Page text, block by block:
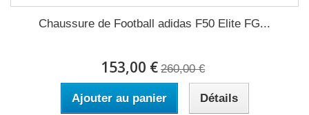
Chaussure de Football adidas F50 Elite FG...
153,00 € 260,00 €
Ajouter au panier Détails